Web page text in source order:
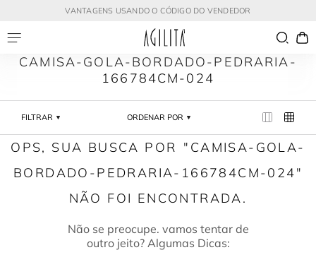
VANTAGENS USANDO O CÓDIGO DO VENDEDOR
CAMISA-GOLA-BORDADO-PEDRARIA-
166784CM-024
FILTRAR ORDENAR POR
CAMISA-GOLA-
BORDADO-PEDRARIA-166784CM-024